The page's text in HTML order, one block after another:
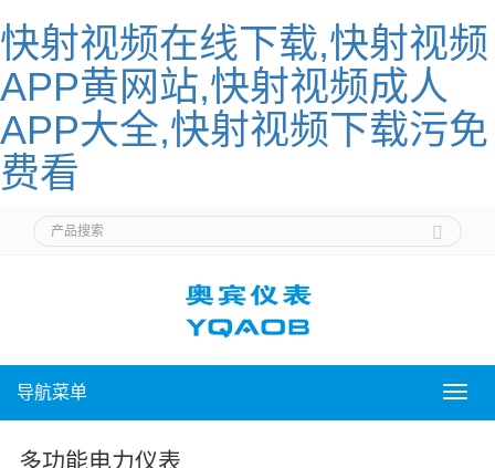
快射视频在线下载,快射视频
APP黄网站,快射视频成人
APP大全,快射视频下载污免
费看
导
导航菜单
多功能电力仪表